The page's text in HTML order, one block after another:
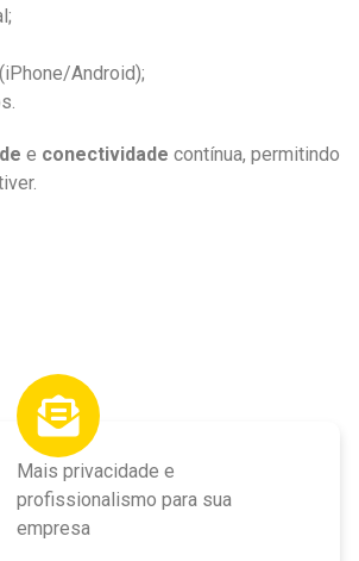
Android);
e conectividade contínua, permitindo
Mais privacidade e
profissionalismo para sua
empresa